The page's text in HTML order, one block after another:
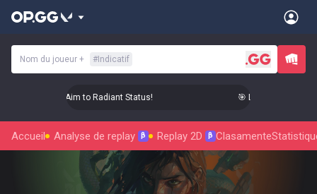
Nom du joueur + # Indicatif
Level Up Your Aim to Radiant Status! 🎯 Level Up Your
Accueil Analyse de replay β Replay 2D β Clasamente